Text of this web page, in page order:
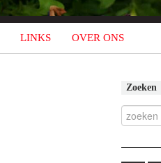
LINKS OVER ONS
Zoeken